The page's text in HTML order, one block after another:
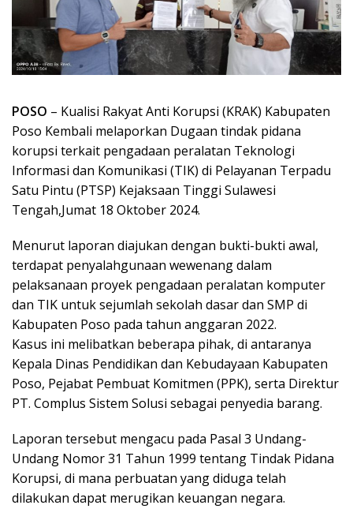
POSO – Kualisi Rakyat Anti Korupsi (KRAK) Kabupaten
Poso Kembali melaporkan Dugaan tindak pidana
korupsi terkait pengadaan peralatan Teknologi
Informasi dan Komunikasi (TIK) di Pelayanan Terpadu
Satu Pintu (PTSP) Kejaksaan Tinggi Sulawesi
Tengah,Jumat 18 Oktober 2024.
Menurut laporan diajukan dengan bukti-bukti awal,
terdapat penyalahgunaan wewenang dalam
pelaksanaan proyek pengadaan peralatan komputer
dan TIK untuk sejumlah sekolah dasar dan SMP di
Kabupaten Poso pada tahun anggaran 2022.
Kasus ini melibatkan beberapa pihak, di antaranya
Kepala Dinas Pendidikan dan Kebudayaan Kabupaten
Poso, Pejabat Pembuat Komitmen (PPK), serta Direktur
PT. Complus Sistem Solusi sebagai penyedia barang.
Laporan tersebut mengacu pada Pasal 3 Undang-
Undang Nomor 31 Tahun 1999 tentang Tindak Pidana
Korupsi, di mana perbuatan yang diduga telah
dilakukan dapat merugikan keuangan negara.